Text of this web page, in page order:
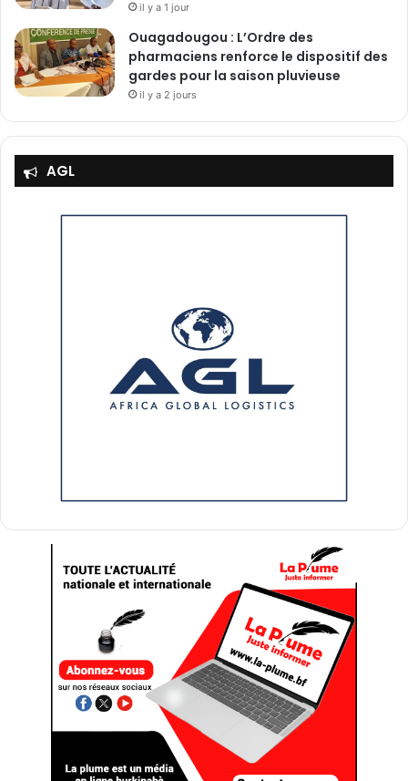
il y a 1 jour
Ouagadougou : L’Ordre des
pharmaciens renforce le dispositif des
gardes pour la saison pluvieuse
il y a 2 jours
AGL